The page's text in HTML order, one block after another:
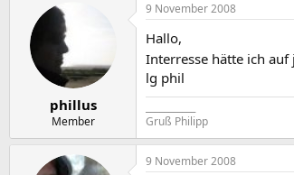
phillus
Member
9 November 2008
Hallo,
Interresse hätte ich auf
lg phil
Gruß Philipp
9 November 2008